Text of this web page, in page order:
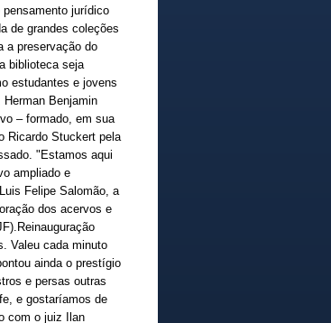
jurídico
de grandes coleções
a preservação do
biblioteca seja
estudantes e jovens
Benjamin
– formado, em sua
Ricardo Stuckert pela
"Estamos aqui
ampliado e
Felipe Salomão, a
dos acervos e
Valeu cada minuto
ainda o prestígio
e persas outras
e gostaríamos de
com o juiz Ilan